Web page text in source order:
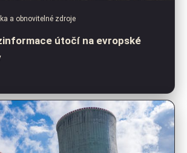
a obnovitelné zdroje
útočí na evropské